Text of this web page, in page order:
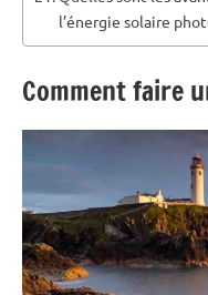
l’énergie solaire
Comment faire